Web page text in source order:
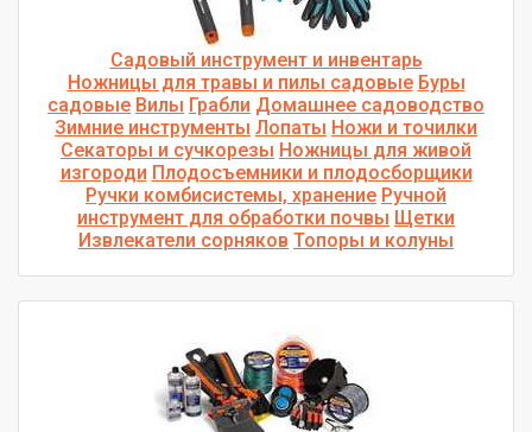
Садовый инструмент и инвентарь
Ножницы для травы и пилы садовые Буры
садовые Вилы Грабли Домашнее садоводство
Зимние инструменты Лопаты Ножи и точилки
Cекаторы и сучкорезы Ножницы для живой
изгороди Плодосъемники и плодосборщики
Ручки комбисистемы, хранение Ручной
инструмент для обработки почвы Щетки
Извлекатели сорняков Топоры и колуны